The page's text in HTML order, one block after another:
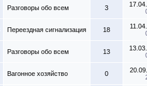
Разговоры обо всем 3
Переездная сигнализация 18
Разговоры обо всем 13
Вагонное хозяйство 0